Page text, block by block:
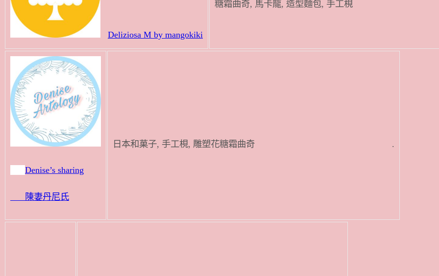
Deliziosa M by mangokiki
糖霜曲奇, 馬卡龍, 造型麵包,
Denise’s sharing
陳妻丹尼氏
日本和菓子, 手工梘, 雕塑花糖霜曲奇 .